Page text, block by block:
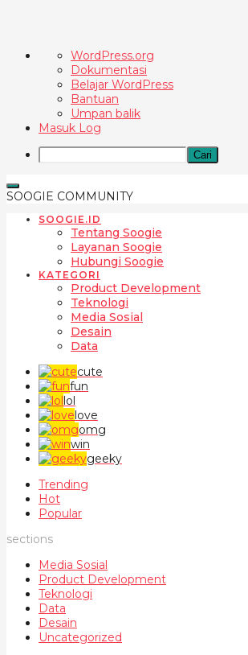
Tentang
WordPress
WordPress.org
Dokumentasi
Belajar WordPress
Bantuan
Umpan balik
Masuk Log
Cari
SOOGIE COMMUNITY
SOOGIE.ID
Tentang Soogie
Layanan Soogie
Hubungi Soogie
KATEGORI
Product Development
Teknologi
Media Sosial
Desain
Data
cute
fun
lol
love
omg
win
geeky
Trending
Hot
Popular
sections
Media Sosial
Product Development
Teknologi
Data
Desain
Uncategorized